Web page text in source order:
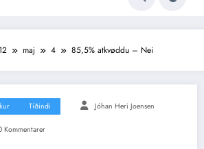
maj 4 85,5% atkvøddu – Nei
Tíðindi Jóhan Heri Joensen
Kommentarer